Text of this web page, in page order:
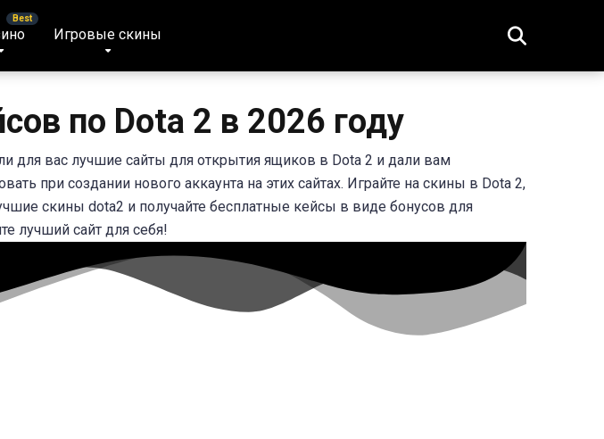
Игровые скины
по Dota 2 в 2026 году
для вас лучшие сайты для открытия ящиков в Dota 2 и дали вам
при создании нового аккаунта на этих сайтах. Играйте на скины в Dota 2,
скины dota2 и получайте бесплатные кейсы в виде бонусов для
лучший сайт для себя!